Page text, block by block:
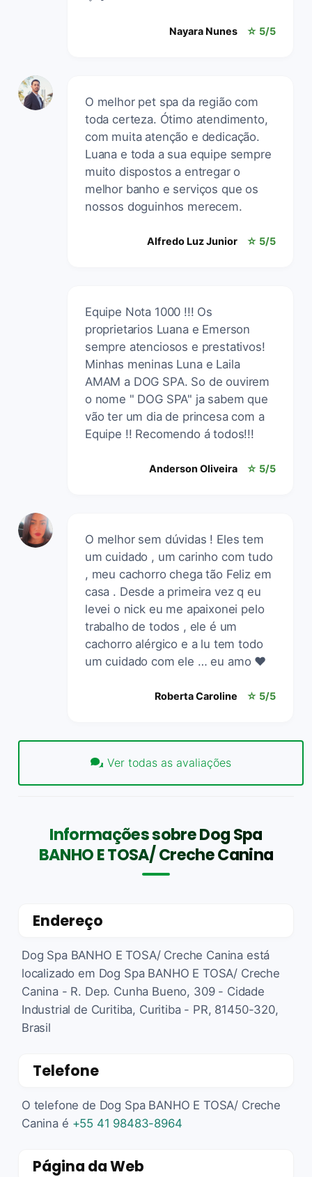
Nayara Nunes ☆ 5/5
O melhor pet spa da região com
toda certeza. Ótimo atendimento,
com muita atenção e dedicação.
Luana e toda a sua equipe sempre
muito dispostos a entregar o
melhor banho e serviços que os
nossos doguinhos merecem.
Alfredo Luz Junior ☆ 5/5
Equipe Nota 1000 !!! Os
proprietarios Luana e Emerson
sempre atenciosos e prestativos!
Minhas meninas Luna e Laila
AMAM a DOG SPA. So de ouvirem
o nome " DOG SPA" ja sabem que
vão ter um dia de princesa com a
Equipe !! Recomendo á todos!!!
Anderson Oliveira ☆ 5/5
O melhor sem dúvidas ! Eles tem
um cuidado , um carinho com tudo
, meu cachorro chega tão Feliz em
casa . Desde a primeira vez q eu
levei o nick eu me apaixonei pelo
trabalho de todos , ele é um
cachorro alérgico e a lu tem todo
um cuidado com ele … eu amo ❤️
Roberta Caroline ☆ 5/5
Ver todas as avaliações
Informações sobre Dog Spa
BANHO E TOSA/ Creche Canina
Endereço
Dog Spa BANHO E TOSA/ Creche Canina está
localizado em Dog Spa BANHO E TOSA/ Creche
Canina - R. Dep. Cunha Bueno, 309 - Cidade
Industrial de Curitiba, Curitiba - PR, 81450-320,
Brasil
Telefone
O telefone de Dog Spa BANHO E TOSA/ Creche
Canina é +55 41 98483-8964
Página da Web